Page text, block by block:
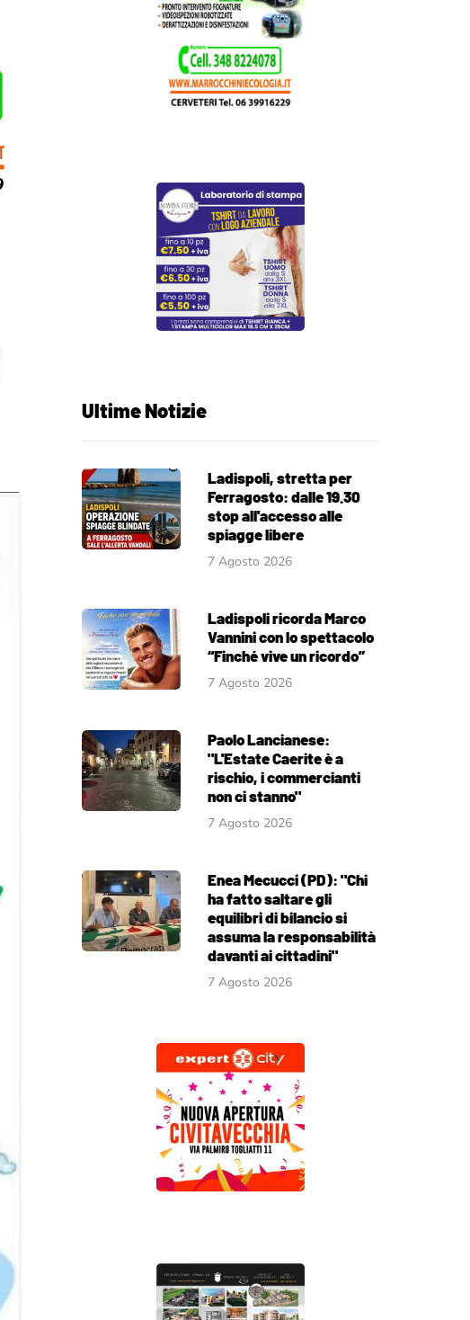
Ultime Notizie
Ladispoli, stretta per
Ferragosto: dalle 19.30
stop all'accesso alle
spiagge libere
7 Agosto 2026
Ladispoli ricorda Marco
Vannini con lo spettacolo
“Finché vive un ricordo”
7 Agosto 2026
Paolo Lancianese:
"L'Estate Caerite è a
rischio, i commercianti
non ci stanno"
7 Agosto 2026
Enea Mecucci (PD): "Chi
ha fatto saltare gli
equilibri di bilancio si
assuma la responsabilità
davanti ai cittadini"
7 Agosto 2026